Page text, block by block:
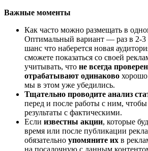
Важные моменты
Как часто можно размещать в
Оптимальный вариант — раз в 2-3
шанс что наберется новая
сможете показаться со своей
учитывать, что не всегда
отрабатывают одинаково
мы в этом уже убедились.
Тщательно проводите анализ
перед и после работы с ним,
результаты с фактическими.
Если известны акции, которые
время или после публикации
обязательно упомяните их в
на посадочную с данным